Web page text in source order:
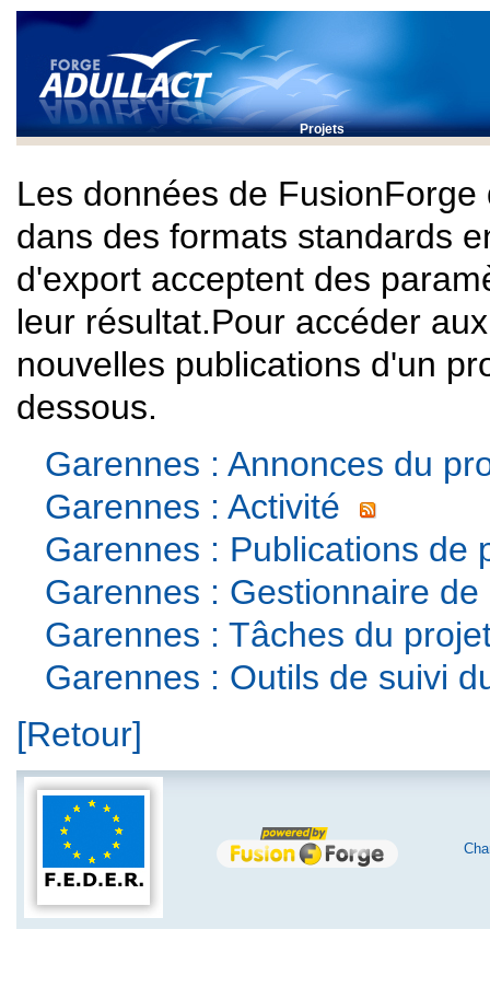
Projets
Les données de
dans des formats standards
d'export acceptent des
leur résultat.Pour accéder
nouvelles publications d'un
dessous.
Garennes : Annonces du
Garennes : Activité
Garennes : Publications de
Garennes : Gestionnaire
Garennes : Tâches du
Garennes : Outils de suivi
[Retour]